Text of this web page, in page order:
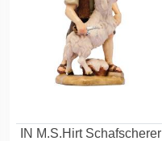
IN M.S.Hirt Schafscherer